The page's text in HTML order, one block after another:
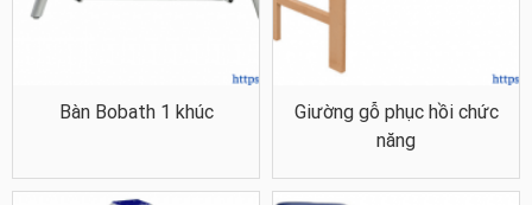
Bàn Bobath 1 khúc
Giường gỗ phục hồi chức
năng